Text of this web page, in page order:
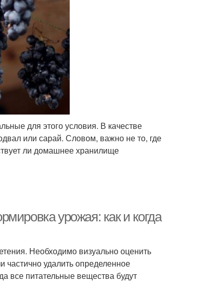
для этого условия. В качестве
или сарай. Словом, важно не то, где
ли домашнее хранилище
урожая: как и когда
Необходимо визуально оценить
частично удалить определенное
все питательные вещества будут